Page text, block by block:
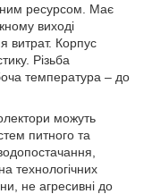
ресурсом. Має
виході
витрат. Корпус
Різьба
температура – до
можуть
питного та
технологічних
не агресивні до